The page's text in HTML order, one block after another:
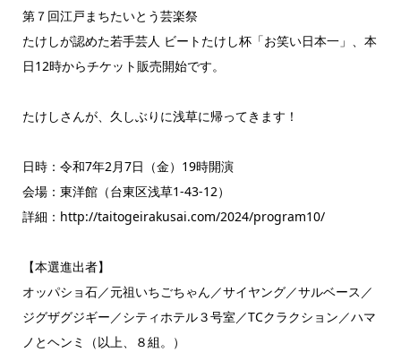
第７回江戸まちたいとう芸楽祭
たけしが認めた若手芸人 ビートたけし杯「お笑い日本一」、本
日12時からチケット販売開始です。
たけしさんが、久しぶりに浅草に帰ってきます！
日時：令和7年2月7日（金）19時開演
会場：東洋館（台東区浅草1-43-12）
詳細：http://taitogeirakusai.com/2024/program10/
【本選進出者】
オッパショ石／元祖いちごちゃん／サイヤング／サルベース／
ジグザグジギー／シティホテル３号室／TCクラクション／ハマ
ノとヘンミ（以上、８組。）